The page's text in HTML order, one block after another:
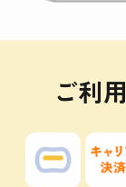
ご利